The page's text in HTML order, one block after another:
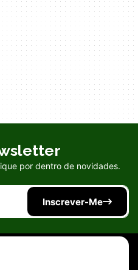
por dentro de novidades.
Inscrever-Me